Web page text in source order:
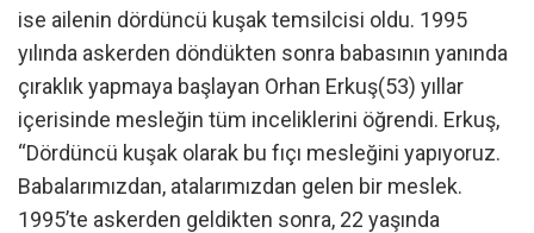
ise ailenin dördüncü kuşak temsilcisi oldu. 1995
yılında askerden döndükten sonra babasının yanında
çıraklık yapmaya başlayan Orhan Erkuş(53) yıllar
içerisinde mesleğin tüm inceliklerini öğrendi. Erkuş,
“Dördüncü kuşak olarak bu fıçı mesleğini yapıyoruz.
Babalarımızdan, atalarımızdan gelen bir meslek.
1995’te askerden geldikten sonra, 22 yaşında